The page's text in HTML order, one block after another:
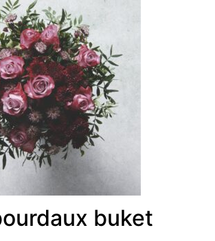
varesiden
til
999 kr.
varianter.
Mulighederne
kan
vælges
på
varesiden
buket